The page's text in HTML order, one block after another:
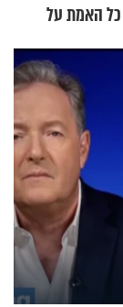
כל האמת על